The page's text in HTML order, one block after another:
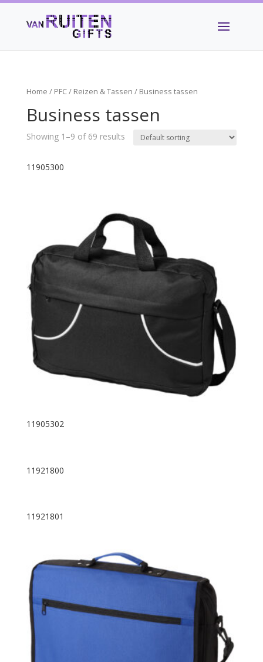
Home / PFC/ Reizen & Tassen / Business tassen
Business tassen
Showing 1–9 of 69 results
11905300
11905302
11921800
11921801